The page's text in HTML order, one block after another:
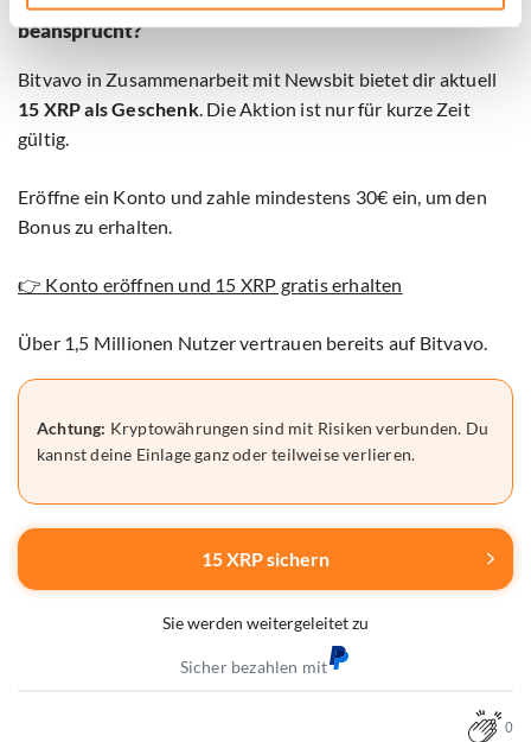
Schon deine 15 XRP als Willkommensbonus
beansprucht?
Bitvavo in Zusammenarbeit mit Newsbit bietet dir aktuell
15 XRP als Geschenk. Die Aktion ist nur für kurze Zeit
gültig.
Eröffne ein Konto und zahle mindestens 30€ ein, um den
Bonus zu erhalten.
👉 Konto eröffnen und 15 XRP gratis erhalten
Über 1,5 Millionen Nutzer vertrauen bereits auf Bitvavo.
Achtung: Kryptowährungen sind mit Risiken verbunden. Du
kannst deine Einlage ganz oder teilweise verlieren.
15 XRP sichern
Sie werden weitergeleitet zu
Sicher bezahlen mit
0